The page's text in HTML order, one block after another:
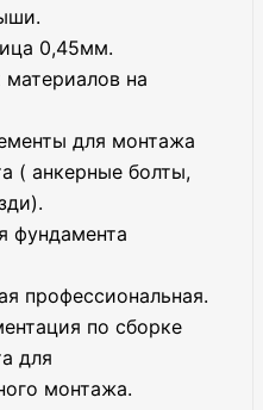
0,45мм.
на
для монтажа
( анкерные болты,
фундамента
профессиональная.
по сборке
для
монтажа.